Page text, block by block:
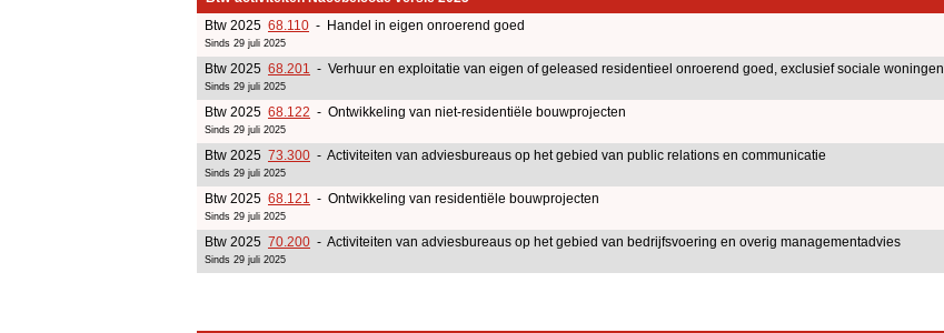
Btw 2025 68.110 - Handel in eigen onroerend goed
Sinds 29 juli 2025
Btw 2025 68.201 - Verhuur en exploitatie van eigen of geleased residentieel onroerend goed, exclusief sociale woningen
Sinds 29 juli 2025
Btw 2025 68.122 - Ontwikkeling van niet-residentiële bouwprojecten
Sinds 29 juli 2025
Btw 2025 73.300 - Activiteiten van adviesbureaus op het gebied van public relations en communicatie
Sinds 29 juli 2025
Btw 2025 68.121 - Ontwikkeling van residentiële bouwprojecten
Sinds 29 juli 2025
Btw 2025 70.200 - Activiteiten van adviesbureaus op het gebied van bedrijfsvoering en overig managementadvies
Sinds 29 juli 2025